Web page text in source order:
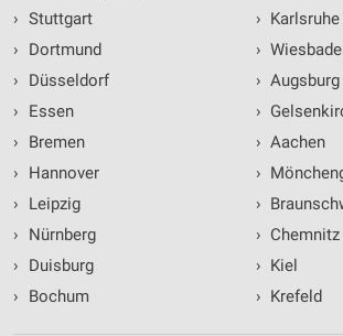
› Stuttgart
›
Dortmund
›
Düsseldorf
›
Essen
›
Bremen
›
Hannover
›
Leipzig
›
Nürnberg
›
Duisburg
›
Bochum
› Karlsruhe
›
› Augsburg
›
› Aachen
›
›
› Chemnitz
› Kiel
› Krefeld